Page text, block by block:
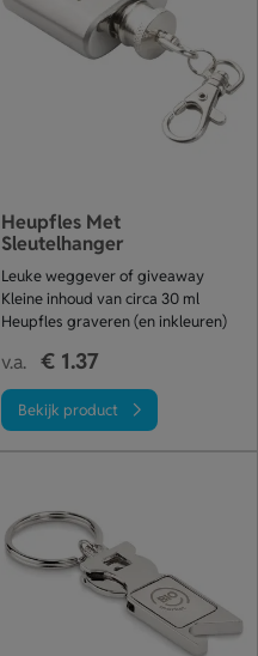
Heupfles Met
Sleutelhanger
Leuke weggever of giveaway
Kleine inhoud van circa 30 ml
Heupfles graveren (en inkleuren)
v.a. € 1.37
Bekijk product